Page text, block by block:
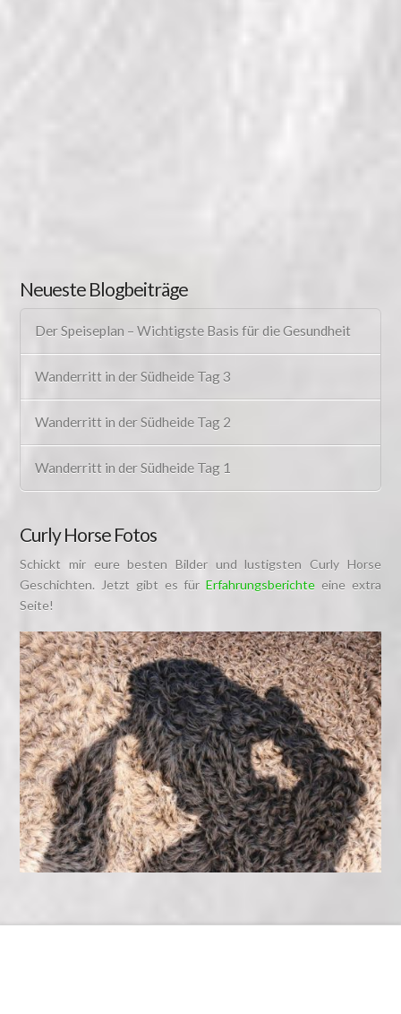
Neueste Blogbeiträge
Der Speiseplan – Wichtigste Basis für die Gesundheit
Wanderritt in der Südheide Tag 3
Wanderritt in der Südheide Tag 2
Wanderritt in der Südheide Tag 1
Curly Horse Fotos
Schickt mir eure besten Bilder und lustigsten Curly Horse
Geschichten. Jetzt gibt es fürErfahrungsberichte eine extra
Seite!